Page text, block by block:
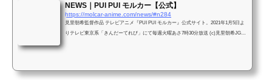
NEWS｜PUI PUI モルカー【公式】
https://molcar-anime.com/news/#n284
見里朝希監督作品 テレビアニメ『PUI PUI モルカー』公式サイト。2021年1月5日よ
りテレビ東京系「きんだーてれび」にて毎週火曜あさ7時30分放送 (c)見里朝希JG